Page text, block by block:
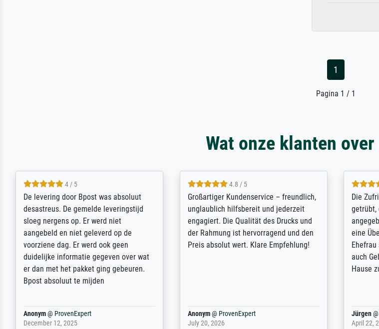
1
Pagina 1 / 1
Wat onze klanten
5 / 5
Sehr gute Qualität des Leinwanddrucks
und des Rahmens! Unser Bild wurde
sehr sorgfältig und sicher verpackt, so
dass es unbeschadet bei uns ankam. Es
wird nicht unser letzter Meisterdruck
sein. Vielen Dank!
Reinhold,@ProvenExpert
April 22, 2026
5 / 5
Für ein Erinnerungsbuch mit der
Feldpost meines Großvaters aus dem 1.
Weltkrieg benötigte ich ein
ausdrucksvolles Bild. Das habe ich bei
Ihnen gefunden. Bei der Auswahl der
weiter. Vielen ...
Margot@ ProvenExpert
February 20, 2026
vieles
sehr
Anonym
August